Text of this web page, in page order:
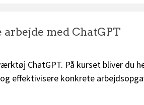
med ChatGPT
ChatGPT. På kurset bliver du
effektivisere konkrete